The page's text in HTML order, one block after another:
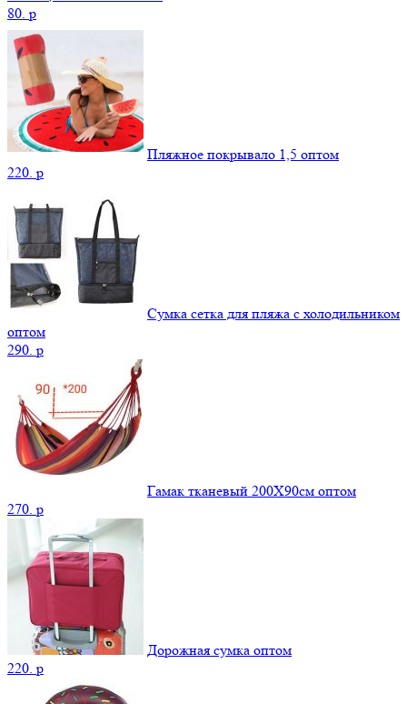
80. p
Пляжное покрывало 1,5 оптом
220. p
Сумка сетка для пляжа с холодильником
оптом
290. p
Гамак тканевый 200Х90см оптом
270. p
Дорожная сумка оптом
220. p